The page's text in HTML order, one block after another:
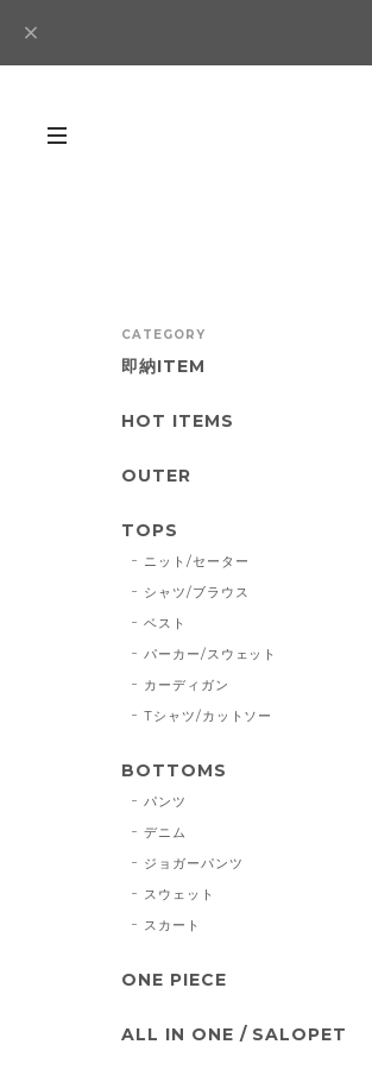
CATEGORY
即納ITEM
HOT ITEMS
OUTER
TOPS
ニット/セーター
シャツ/ブラウス
ベスト
パーカー/スウェット
カーディガン
Tシャツ/カットソー
BOTTOMS
パンツ
デニム
ジョガーパンツ
スウェット
スカート
ONE PIECE
ALL IN ONE / SALOPET